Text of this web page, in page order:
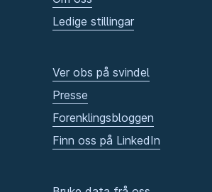
Ledige stillingar
Ver obs på svindel
Presse
Forenklingsbloggen
Finn oss på LinkedIn